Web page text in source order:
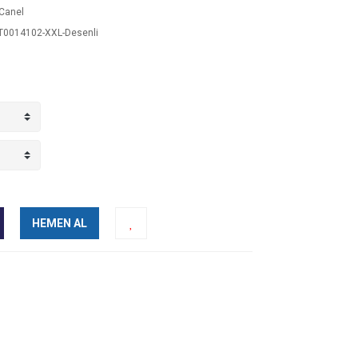
XXL-Desenli
HEMEN AL